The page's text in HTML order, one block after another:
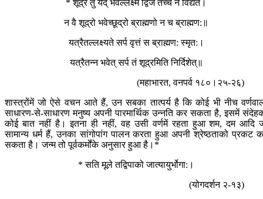
* शूद्रे तु यद् भवेल्लक्ष्म द्विजे तच्च न विद्यते।
न वै शूद्रो भवेच्छूद्रो ब्राह्मणो न च ब्राह्मण:॥
यत्रैतल्लक्ष्यते सर्प वृत्तं स ब्राह्मण: स्मृत:।
यत्रैतन्न भवेत् सर्प तं शूद्रमिति निर्दिशेत्॥
(महाभारत, वनपर्व १८०।२५-२६)
शास्त्रोंमें जो ऐसे वचन आते हैं, उन सबका तात्पर्य है कि कोई भी नीच
साधारण-से-साधारण मनुष्य अपनी पारमार्थिक उन्नति कर सकता है, इसमें
कोई बात नहीं है। इतना ही नहीं, वह उसी वर्णमें रहता हुआ शम, दम आदि
सामान्य धर्म हैं, उनका सांगोपांग पालन करता हुआ अपनी श्रेष्ठताको प्रकट
सकता है। जन्म तो पूर्वकर्मोंके अनुसार हुआ है।*
* सति मूले तद्विपाको जात्यायुर्भोगा:।
(योगदर्शन २-१३)